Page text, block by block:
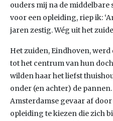
ouders mij na de middelbare
voor een opleiding, riep ik:
jaren zestig. Wég uit het
Het zuiden, Eindhoven,
tot het centrum van hun
wilden haar het liefst
onder (en achter) de
Amsterdamse gevaar af
opleiding te kiezen die zich